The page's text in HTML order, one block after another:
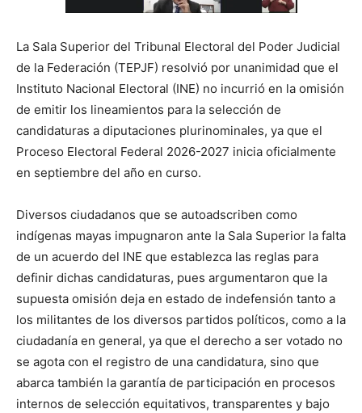
La Sala Superior del Tribunal Electoral del Poder Judicial
de la Federación (TEPJF) resolvió por unanimidad que el
Instituto Nacional Electoral (INE) no incurrió en la omisión
de emitir los lineamientos para la selección de
candidaturas a diputaciones plurinominales, ya que el
Proceso Electoral Federal 2026-2027 inicia oficialmente
en septiembre del año en curso.
Diversos ciudadanos que se autoadscriben como
indígenas mayas impugnaron ante la Sala Superior la falta
de un acuerdo del INE que establezca las reglas para
definir dichas candidaturas, pues argumentaron que la
supuesta omisión deja en estado de indefensión tanto a
los militantes de los diversos partidos políticos, como a la
ciudadanía en general, ya que el derecho a ser votado no
se agota con el registro de una candidatura, sino que
abarca también la garantía de participación en procesos
internos de selección equitativos, transparentes y bajo